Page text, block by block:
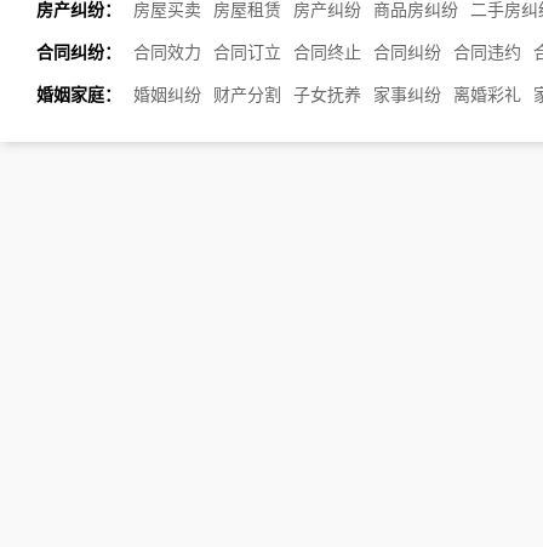
房产纠纷： 房屋买卖 房屋租赁 房产纠纷 商品房纠纷 二手房纠
合同纠纷： 合同效力 合同订立 合同终止 合同纠纷 合同违约
婚姻家庭： 婚姻纠纷 财产分割 子女抚养 家事纠纷 离婚彩礼